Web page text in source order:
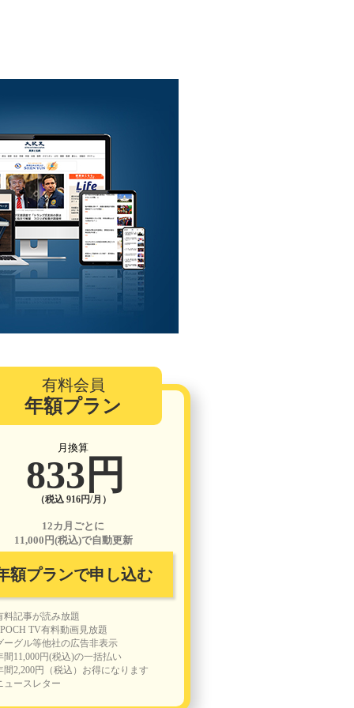
有料会員
年額プラン
月換算
833円
（税込 916円/月）
12カ月ごとに
11,000円(税込)で自動更新
額プランで申し込む
料記事が読み放題
TV有料動画見放題
ーグル等他社の広告非表示
間11,000円(税込)の一括払い
間2,200円（税込）お得になります
ュースレター